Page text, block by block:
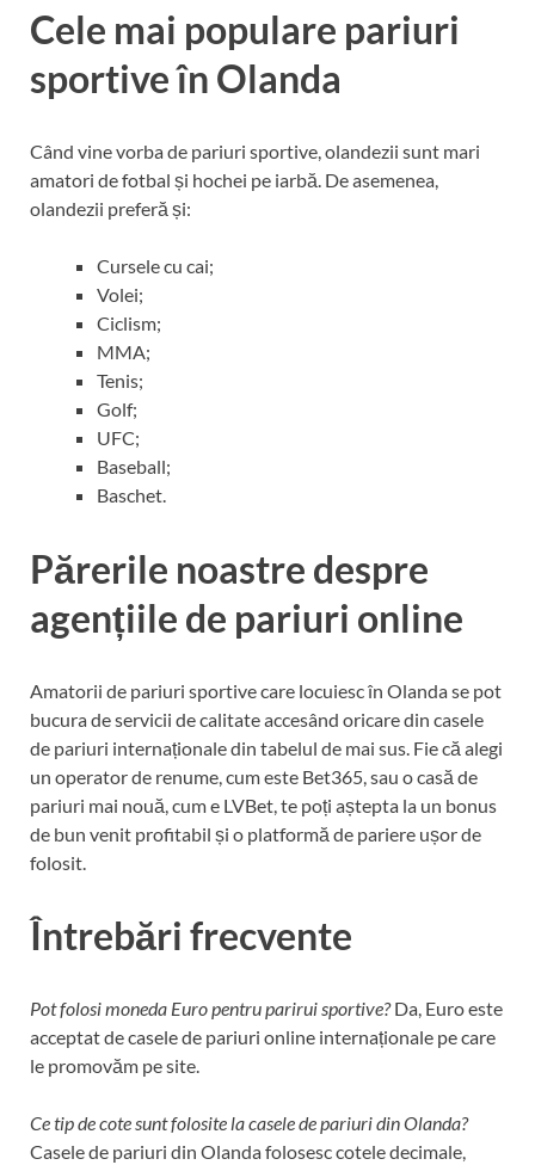
Cele mai populare pariuri
sportive în Olanda
Când vine vorba de pariuri sportive, olandezii sunt mari
amatori de fotbal și hochei pe iarbă. De asemenea,
olandezii preferă și:
Cursele cu cai;
Volei;
Ciclism;
MMA;
Tenis;
Golf;
UFC;
Baseball;
Baschet.
Părerile noastre despre
agențiile de pariuri online
Amatorii de pariuri sportive care locuiesc în Olanda se pot
bucura de servicii de calitate accesând oricare din casele
de pariuri internaționale din tabelul de mai sus. Fie că alegi
un operator de renume, cum este Bet365, sau o casă de
pariuri mai nouă, cum e LVBet, te poți aștepta la un bonus
de bun venit profitabil și o platformă de pariere ușor de
folosit.
Întrebări frecvente
Pot folosi moneda Euro pentru parirui sportive?Da, Euro este
acceptat de casele de pariuri online internaționale pe care
le promovăm pe site.
Ce tip de cote sunt folosite la casele de pariuri din Olanda?
Casele de pariuri din Olanda folosesc cotele decimale,